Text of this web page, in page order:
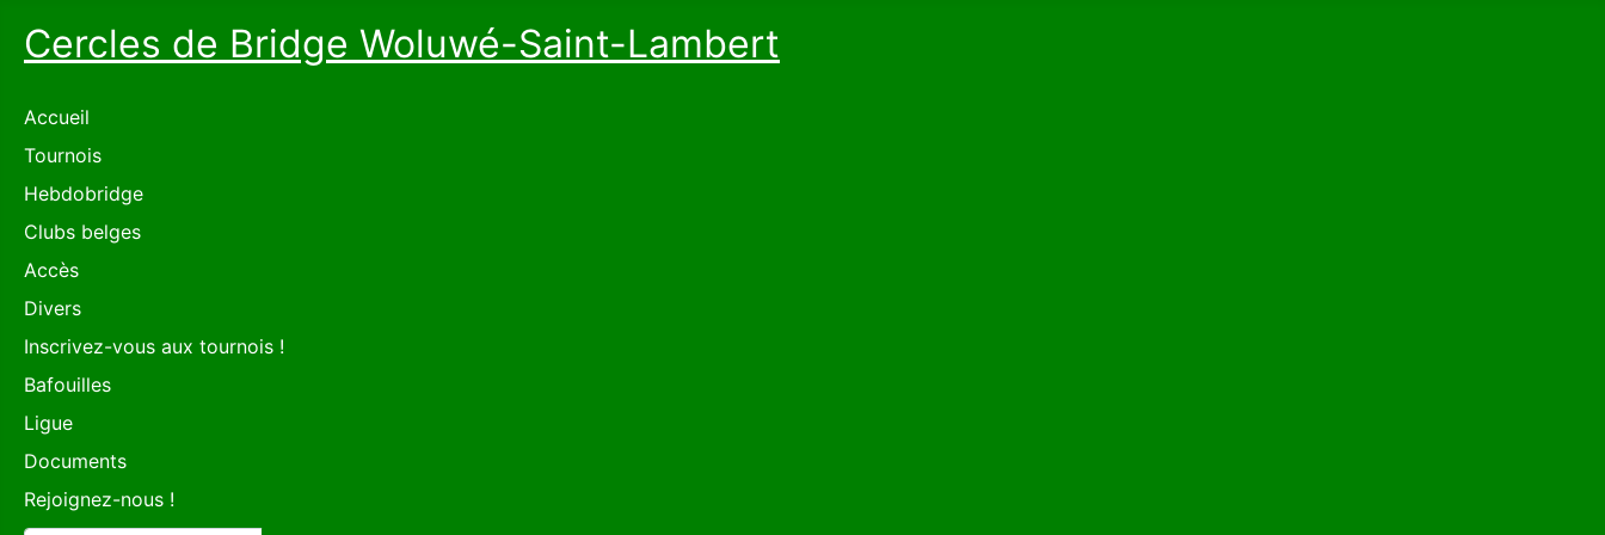
Cercles de Bridge Woluwé-Saint-Lambert
Accueil
Tournois
Hebdobridge
Clubs belges
Accès
Divers
Inscrivez-vous aux tournois !
Bafouilles
Ligue
Documents
Rejoignez-nous !